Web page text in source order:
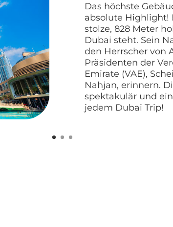
Das höchste
absolute Highlight!
stolze, 828 Meter
Dubai steht. Sein
den Herrscher von
Präsidenten der
Emirate (VAE),
Nahjan, erinnern.
spektakulär und
jedem Dubai Trip!